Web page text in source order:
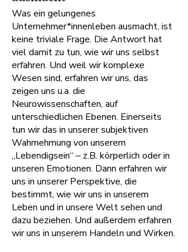
Was ein gelungenes
Unternehmer*innenleben ausmacht, ist
keine triviale Frage. Die Antwort hat
viel damit zu tun, wie wir uns selbst
erfahren. Und weil wir komplexe
Wesen sind, erfahren wir uns, das
zeigen uns u.a. die
Neurowissenschaften, auf
unterschiedlichen Ebenen. Einerseits
tun wir das in unserer subjektiven
Wahrnehmung von unserem
„Lebendigsein“ – z.B. körperlich oder in
unseren Emotionen. Dann erfahren wir
uns in unserer Perspektive, die
bestimmt, wie wir uns in unserem
Leben und in unsere Welt sehen und
dazu beziehen. Und außerdem erfahren
wir uns in unserem Handeln und Wirken.